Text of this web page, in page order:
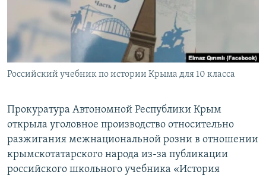
КРЫМ.НЕПОКОРЕННЫЙ
УКРАИНСКАЯ ПРОБЛЕМА КРЫМА
Все сайты RFE/RL
Российский учебник по истории Крыма для 10 класса
Прокуратура Автономной Республики Крым
открыла уголовное производство относительно
разжигания межнациональной розни в отношении
крымскотатарского народа из-за публикации
российского школьного учебника «История